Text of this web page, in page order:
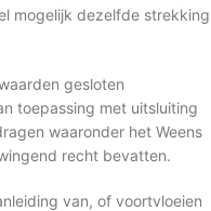
mogelijk dezelfde strekking
gesloten
toepassing met uitsluiting
waaronder het Weens
recht bevatten.
van, of voortvloeien